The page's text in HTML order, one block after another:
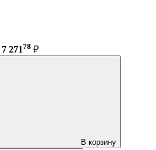
7 27178 ₽
В корзину